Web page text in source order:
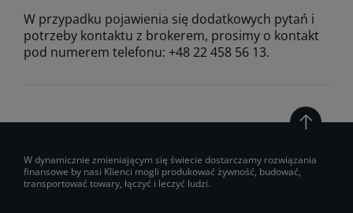
W przypadku pojawienia się dodatkowych pytań i
potrzeby kontaktu z brokerem, prosimy o kontakt
pod numerem telefonu: +48 22 458 56 13.
W dynamicznie zmieniającym się świecie dostarczamy rozwiązania
finansowe by nasi Klienci mogli produkować żywność, budować,
transportować towary, łączyć i leczyć ludzi.